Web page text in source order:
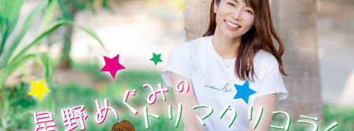
番記者とくダネ！
選手ランキング
競輪場ガイド
記者紹介